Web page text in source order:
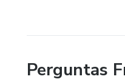
Perguntas